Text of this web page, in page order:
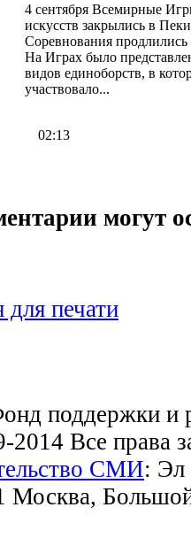
4 сентября Всемирные
искусств закрылись в
Соревнования продлились
На Играх было
видов единоборств, в
участвовало...
02:13
могут
для печати
поддержки и
2014 Все права
СМИ: Эл
Москва,